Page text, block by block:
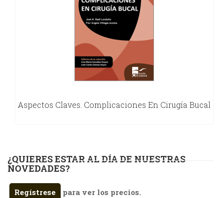
Aspectos Claves. Complicaciones En Cirugía Bucal
¿QUIERES ESTAR AL DÍA DE NUESTRAS
NOVEDADES?
Regístrese para ver los precios.